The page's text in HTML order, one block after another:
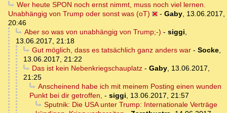
Wer heute SPON noch ernst nimmt, muss noch viel lernen.
Unabhängig von Trump oder sonst was (oT)
- Gaby, 13.06.2017,
20:46
Aber so was von unabhängig von Trump;-) - siggi,
13.06.2017, 21:18
Gut möglich, dass es tatsächlich ganz anders war- Socke,
13.06.2017, 21:22
Das ist kein Nebenkriegschauplatz- Gaby, 13.06.2017,
21:25
Anscheinend habe ich mit meinem Posting einen wunden
Punkt bei dir getroffen, - siggi, 13.06.2017, 21:57
Sputnik: Die USA unter Trump: Internationale Verträge